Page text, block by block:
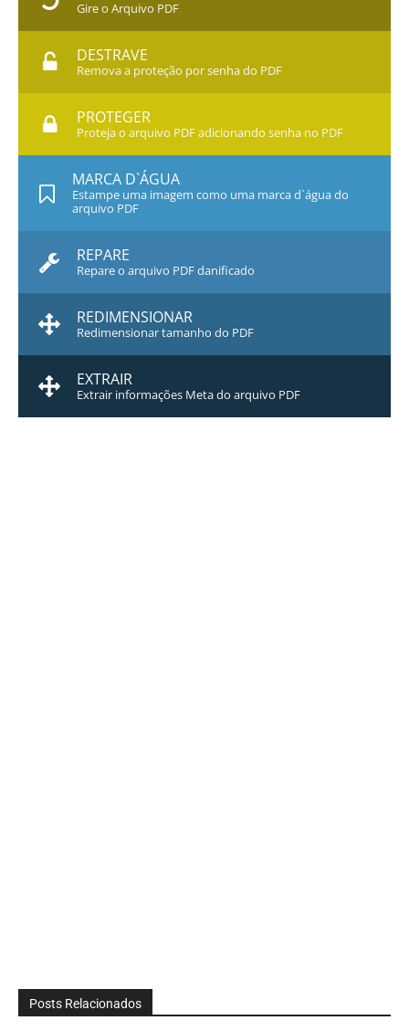
Gire o Arquivo PDF
DESTRAVE
Remova a proteção por senha do PDF
PROTEGER
Proteja o arquivo PDF adicionando senha no PDF
MARCA D`ÁGUA
Estampe uma imagem como uma marca d`água do
arquivo PDF
REPARE
Repare o arquivo PDF danificado
REDIMENSIONAR
Redimensionar tamanho do PDF
EXTRAIR
Extrair informações Meta do arquivo PDF
Posts Relacionados